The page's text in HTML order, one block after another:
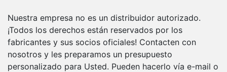
Nuestra empresa no es un distribuidor autorizado.
¡Todos los derechos están reservados por los
fabricantes y sus socios oficiales! Contacten con
nosotros y les preparamos un presupuesto
personalizado para Usted. Pueden hacerlo vía e-mail o